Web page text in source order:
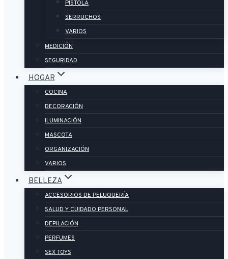
PISTOLA
SERRUCHOS
VARIOS
MEDICIÓN
SEGURIDAD
HOGAR
COCINA
DECORACIÓN
ILUMINACIÓN
MASCOTA
ORGANIZACIÓN
VARIOS
BELLEZA
ACCESORIOS DE PELUQUERÍA
SALUD Y CUIDADO PERSONAL
DEPILACIÓN
PERFUMES
SEX TOYS